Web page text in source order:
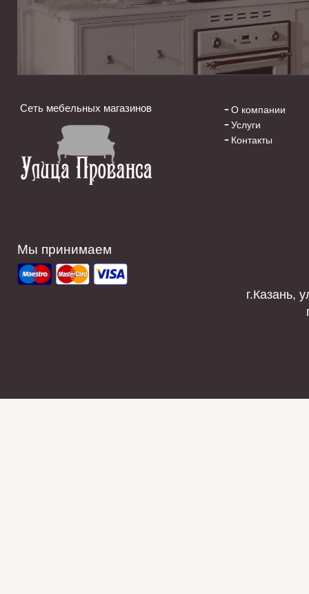
Сеть мебельных магазинов
О компании
Услуги
Контакты
Мы принимаем
г.Казань,